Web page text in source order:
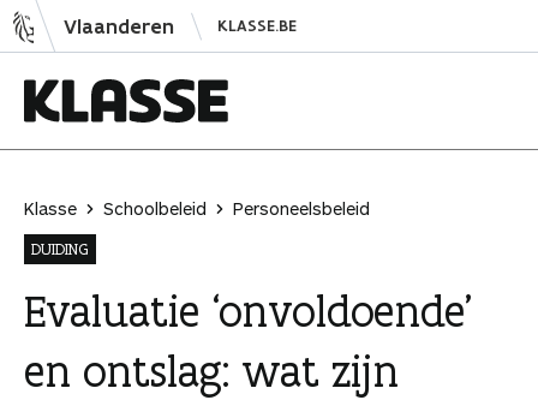
N
a
Vlaanderen KLASSE.BE
a
s
s
e
Klasse Schoolbeleid
Personeelsbeleid
DUIDING
Evaluatie ‘onvoldoende’
en ontslag: wat zijn